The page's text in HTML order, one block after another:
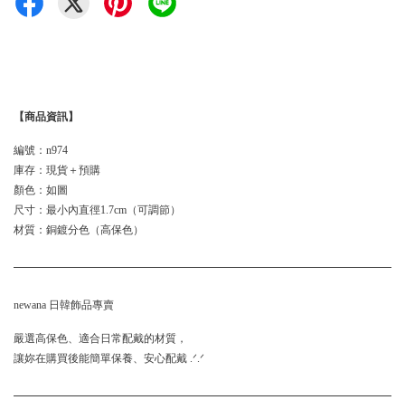
【商品資訊】
編號：n974
庫存：現貨＋預購
顏色：如圖
尺寸：最小內直徑1.7cm（可調節）
材質：銅鍍分色（高保色）
newana 日韓飾品專賣
嚴選高保色、適合日常配戴的材質，
讓妳在購買後能簡單保養、安心配戴 .ᐟ.ᐟ